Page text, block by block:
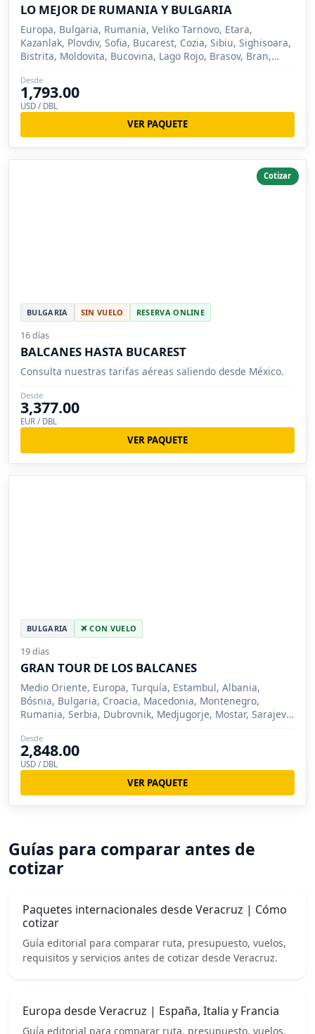
LO MEJOR DE RUMANIA Y BULGARIA
Europa, Bulgaria, Rumania, Veliko Tarnovo, Etara,
Kazanlak, Plovdiv, Sofia, Bucarest, Cozia, Sibiu, Sighisoara,
Bistrita, Moldovita, Bucovina, Lago Rojo, Brasov, Bran,
Desde
1,793.00
USD / DBL
VER PAQUETE
Cotizar
BULGARIA SIN VUELO RESERVA ONLINE
16 días
BALCANES HASTA BUCAREST
Consulta nuestras tarifas aéreas saliendo desde México.
Desde
3,377.00
EUR / DBL
VER PAQUETE
BULGARIA CON VUELO
19 días
GRAN TOUR DE LOS BALCANES
Medio Oriente, Europa, Turquía, Estambul, Albania,
Bósnia, Bulgaria, Croacia, Macedonia, Montenegro,
Rumania, Serbia, Dubrovnik, Medjugorje, Mostar, Sarajevo,
Kotor, Budva, Shkoder, Ohrid, Skopie, Belgrado
Desde
2,848.00
USD / DBL
VER PAQUETE
Guías para comparar antes de
cotizar
Paquetes internacionales desde Veracruz | Cómo
cotizar
Guía editorial para comparar ruta, presupuesto, vuelos,
requisitos y servicios antes de cotizar desde Veracruz.
Europa desde Veracruz | España, Italia y Francia
Guía editorial para comparar ruta, presupuesto, vuelos,